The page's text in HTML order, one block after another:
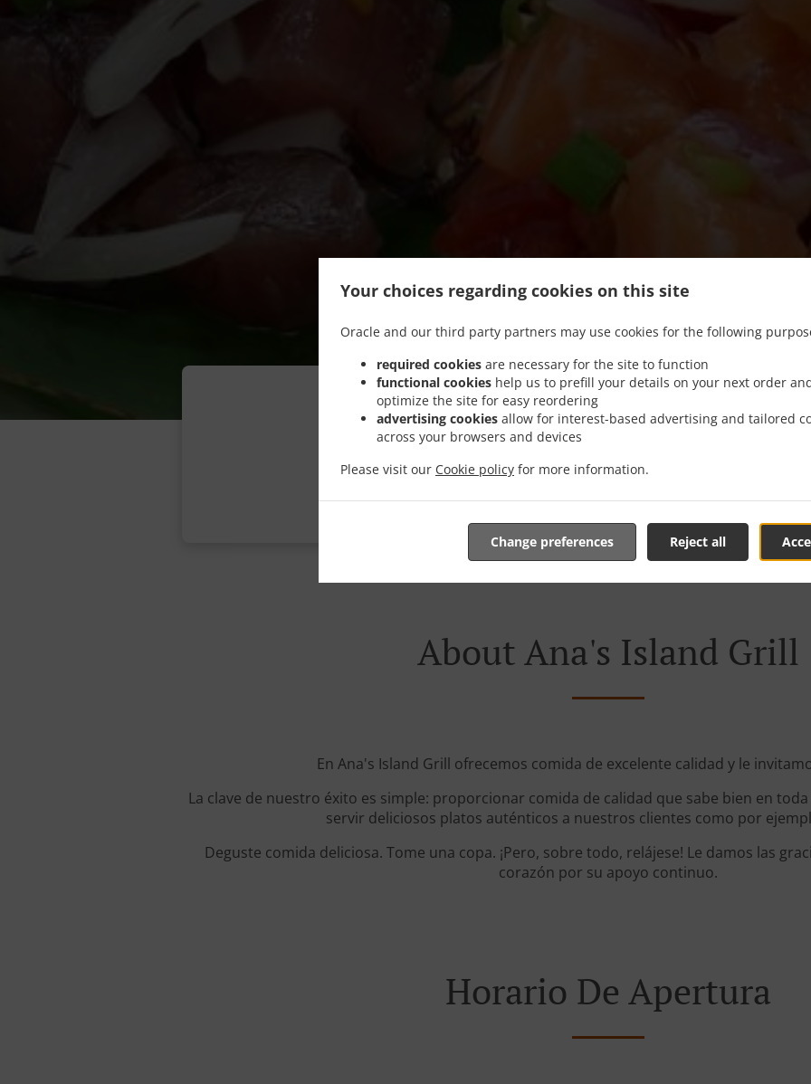
Your choices regarding cookies on this site
Oracle and our third party partners may use cookies for the following
required cookies are necessary for the site to function
functional cookies help us to prefill your details on your next order
optimize the site for easy reordering
advertising cookies allow for interest-based advertising and tailored
across your browsers and devices
Please visit our Cookie policy for more information.
Reject all
Change preferences
We offer Takeout
Ver MENÚ y hacer pedido
About Ana's Island Grill
En Ana's Island Grill ofrecemos comida de excelente calidad y le
La clave de nuestro éxito es simple: proporcionar comida de calidad que sabe bien en
servir deliciosos platos auténticos a nuestros clientes como por
Deguste comida deliciosa. Tome una copa. ¡Pero, sobre todo, relájese! Le damos las
corazón por su apoyo continuo.
Horario De Apertura